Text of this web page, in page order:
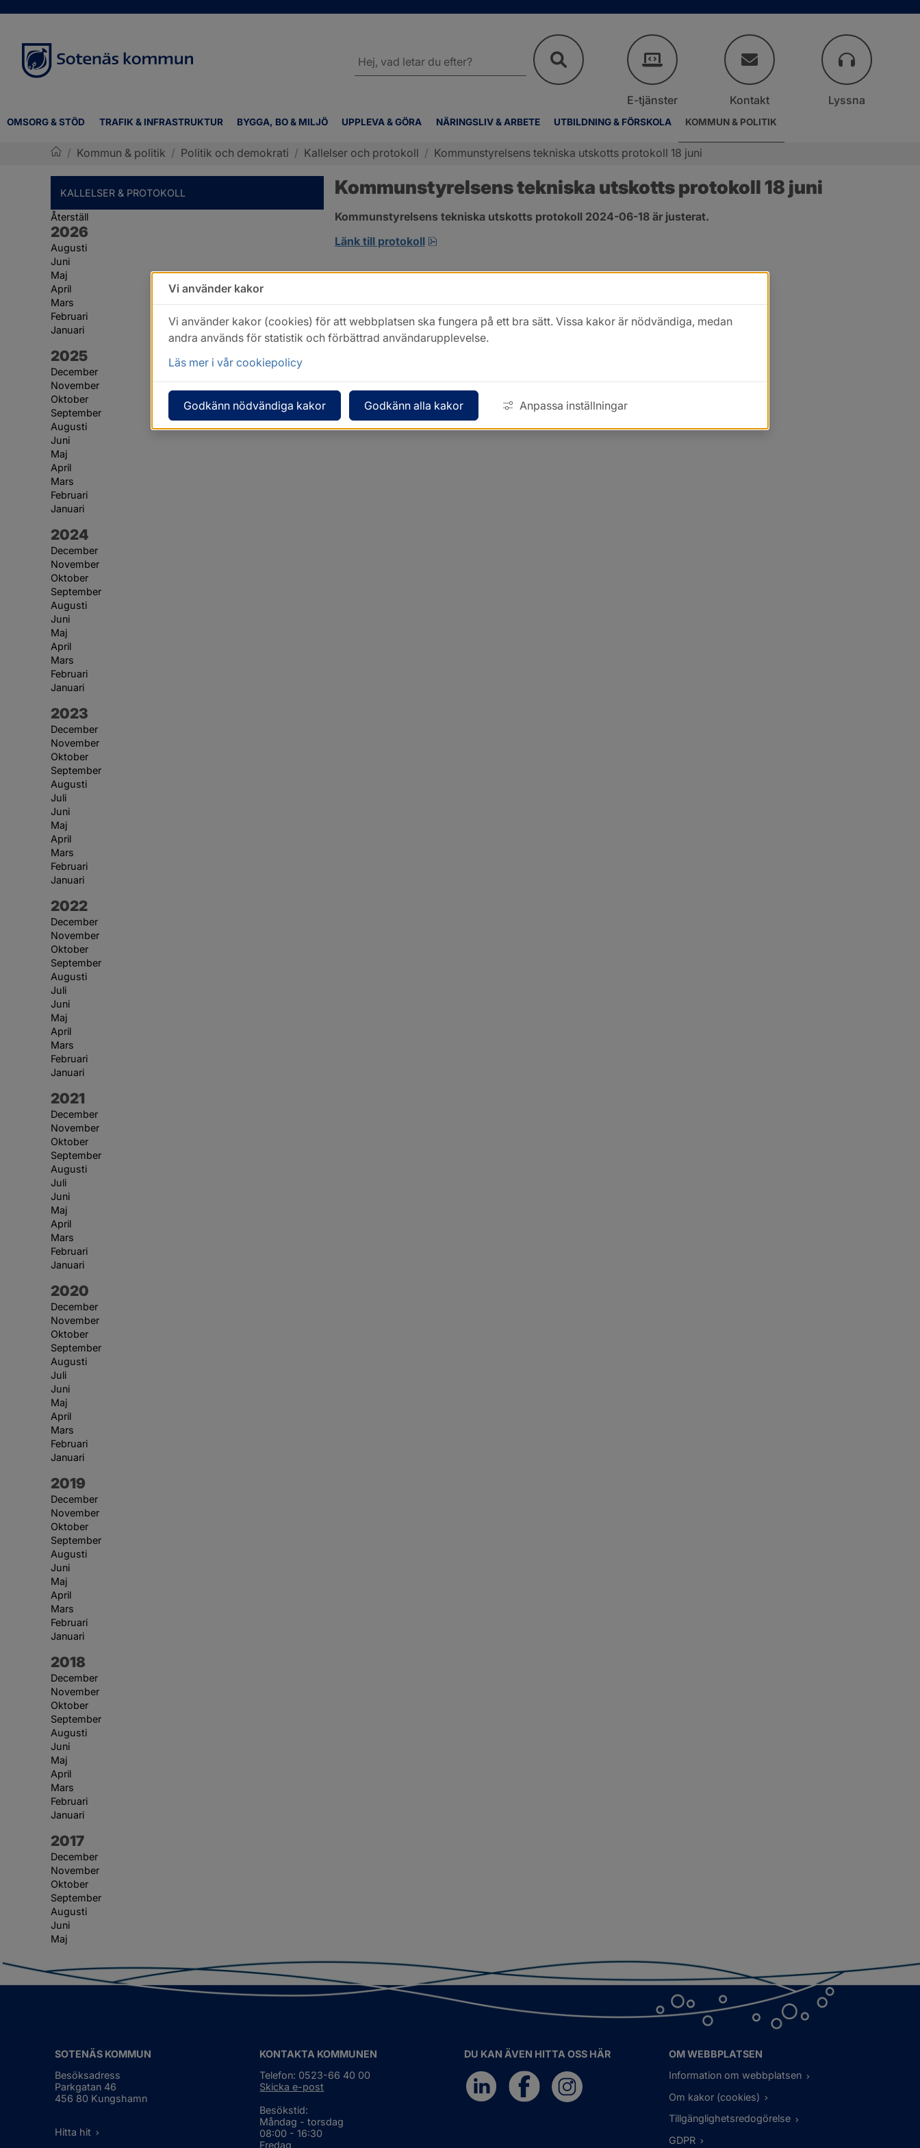
OMSORG & STÖD TRAFIK & INFRASTRUKTUR BYGGA, BO & MILJÖ UPPLEVA & GÖRA NÄRINGSLIV & ARBETE UTBILDNING & FÖRSKOLA KOMMUN & POLITIK
webbplatsen
E-tjänster Kontakt Lyssna
/ Kommun & politik / Politik och demokrati / Kallelser och protokoll / Kommunstyrelsens tekniska utskotts protokoll 18 juni
KALLELSER & PROTOKOLL
Återställ
År:
2026
Augusti
Juni
Maj
April
Mars
Februari
Januari
År:
2025
December
November
Oktober
September
Augusti
Juni
Maj
April
Mars
Februari
Januari
År:
2024
December
November
Oktober
September
Augusti
Juni
Maj
April
Mars
Februari
Januari
År:
2023
December
November
Oktober
September
Augusti
Juli
Juni
Maj
April
Mars
Februari
Januari
År:
2022
December
November
Oktober
September
Augusti
Juli
Juni
Maj
April
Mars
Februari
Januari
År:
2021
December
November
Oktober
September
Augusti
Juli
Juni
Maj
April
Mars
Februari
Januari
År:
2020
December
November
Oktober
September
Augusti
Juli
Juni
Maj
April
Mars
Februari
Januari
År:
2019
December
November
Oktober
September
Augusti
Juni
Maj
April
Mars
Februari
Januari
År:
2018
December
November
Oktober
September
Augusti
Juni
Maj
April
Mars
Februari
Januari
År:
2017
December
November
Oktober
September
Augusti
Juni
Maj
Kommunstyrelsens tekniska utskotts protokoll 18 juni
Kommunstyrelsens tekniska utskotts protokoll 2024-06-18 är justerat.
Länk till protokoll
pdf, 501.6 kB, öppnas i nytt fönster.
SOTENÄS KOMMUN
Besöksadress
Parkgatan 46
456 80 Kungshamn
Hitta hit
KONTAKTA KOMMUNEN
Telefon: 0523-66 40 00
Skicka e-post
Besökstid:
Måndag - torsdag
08:00 - 16:30
Fredag
DU KAN ÄVEN HITTA OSS HÄR
OM WEBBPLATSEN
Information om webbplatsen
Om kakor (cookies)
Tillgänglighetsredogörelse
GDPR
Vi använder kakor
Vi använder kakor (cookies) för att webbplatsen ska fungera på ett bra sätt. Vissa kakor är nödvändiga, medan
andra används för statistik och förbättrad användarupplevelse.
Läs mer i vår cookiepolicy
Godkänn nödvändiga kakor Godkänn alla kakor Anpassa inställningar